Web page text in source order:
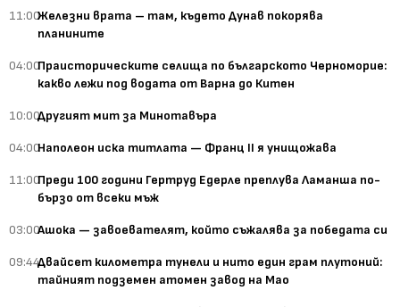
11:00Железни врата – там, където Дунав покорява
планините
04:00Праисторическите селища по българското Черноморие:
какво лежи под водата от Варна до Китен
10:00Другият мит за Минотавъра
04:00Наполеон иска титлата — Франц II я унищожава
11:00Преди 100 години Гертруд Едерле преплува Ламанша по-
бързо от всеки мъж
03:00Ашока — завоевателят, който съжалява за победата си
09:44Двайсет километра тунели и нито един грам плутоний:
тайният подземен атомен завод на Мао